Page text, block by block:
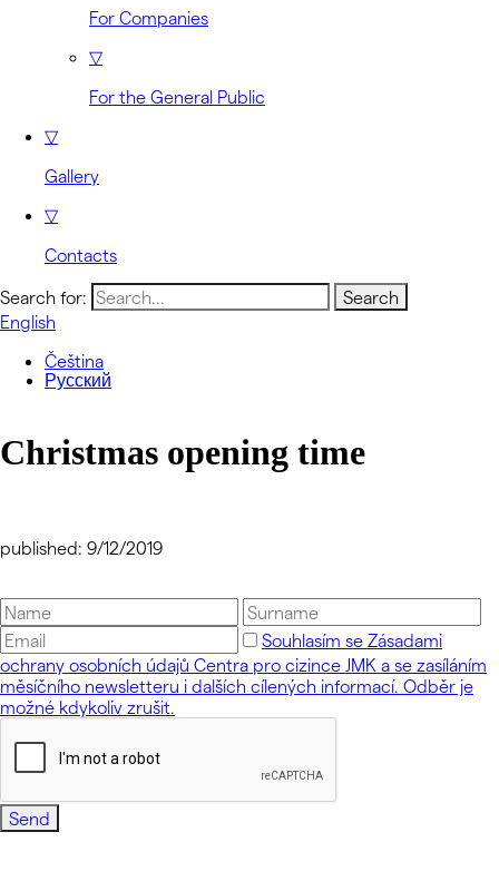
For Companies
▽
For the General Public
▽
Gallery
▽
Contacts
Search for:
English
Čeština
Русский
Christmas opening time
published: 9/12/2019
Souhlasím se Zásadami
ochrany osobních údajů Centra pro cizince JMK a se zasíláním
měsíčního newsletteru i dalších cílených informací. Odběr je
možné kdykoliv zrušit.
Send